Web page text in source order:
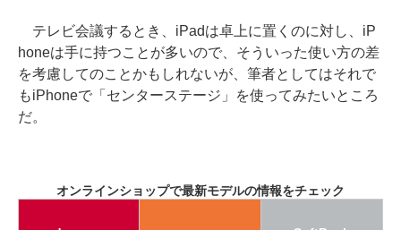
テレビ会議するとき、iPadは卓上に置くのに対し、iP
honeは手に持つことが多いので、そういった使い方の差
を考慮してのことかもしれないが、筆者としてはそれで
もiPhoneで「センターステージ」を使ってみたいところ
だ。
オンラインショップで最新モデルの情報をチェック